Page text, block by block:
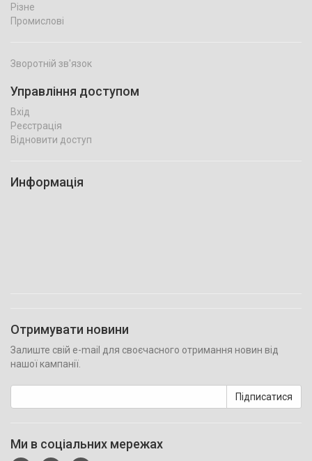
Різне
Промислові
Зворотній зв'язок
Управління доступом
Вхід
Реєстрація
Відновити доступ
Информація
Отримувати новини
Залиште свій e-mail для своєчасного отримання новин від
нашої кампанії.
Підписатися
Ми в соціальних мережах